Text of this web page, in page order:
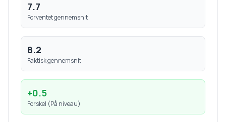
7.7
Forventet gennemsnit
8.2
Faktisk gennemsnit
+0.5
Forskel (På niveau)